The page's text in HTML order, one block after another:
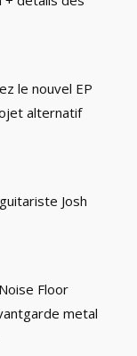
le nouvel EP
alternatif
Josh
Floor
metal